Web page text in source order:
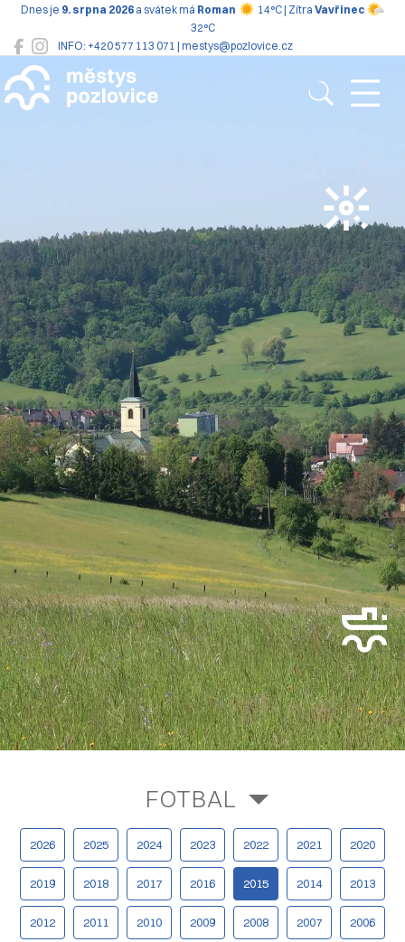
INFO: +420 577 113 071 | mestys@pozlovice.cz
Dnes je 9. srpna 2026 a svátek má Roman 14°C | Zítra Vavřinec
32°C
Pozlovice
FOTBAL
2026 2025 2024 2023 2022 2021 2020
2019 2018 2017 2016 2015 2014 2013
2012 2011 2010 2009 2008 2007 2006